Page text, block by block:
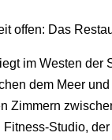
offen: Das
im Westen der
dem Meer
Zimmern
Studio, der